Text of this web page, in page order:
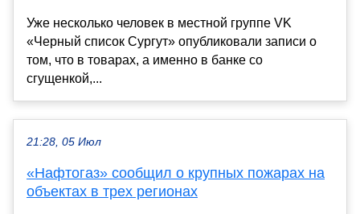
Уже несколько человек в местной группе VK
«Черный список Сургут» опубликовали записи о
том, что в товарах, а именно в банке со
сгущенкой,...
21:28, 05 Июл
«Нафтогаз» сообщил о крупных пожарах на
объектах в трех регионах